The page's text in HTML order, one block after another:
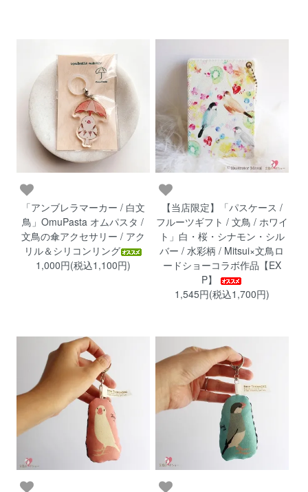
「アンブレラマーカー / 白文
鳥」OmuPasta オムパスタ /
文鳥の傘アクセサリー / アク
リル＆シリコンリング
1,000円(税込1,100円)
【当店限定】「パスケース /
フルーツギフト / 文鳥 / ホワイ
ト」白・桜・シナモン・シル
バー / 水彩柄 / Mitsui×文鳥ロ
ードショーコラボ作品【EX
P】
1,545円(税込1,700円)